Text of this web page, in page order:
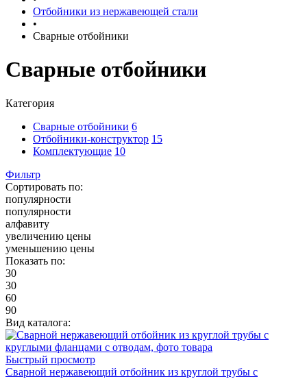
Отбойники из нержавеющей стали
•
Сварные отбойники
Сварные отбойники
Категория
Сварные отбойники 6
Отбойники-конструктор 15
Комплектующие 10
Фильтр
Сортировать по:
популярности
популярности
алфавиту
увеличению цены
уменьшению цены
Показать по:
30
30
60
90
Вид каталога:
Быстрый просмотр
Сварной нержавеющий отбойник из круглой трубы с